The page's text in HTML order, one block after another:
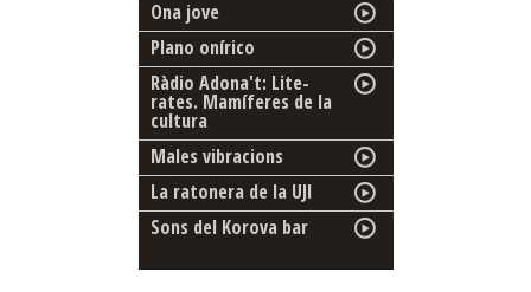
Ona jove
Plano onírico
Ràdio Adona't: Lite-
rates. Mamíferes de la
cultura
Males vibracions
La ratonera de la UJI
Sons del Korova bar